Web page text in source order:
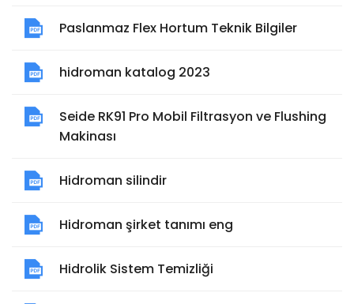
Paslanmaz Flex Hortum Teknik Bilgiler
hidroman katalog 2023
Seide RK91 Pro Mobil Filtrasyon ve Flushing
Makinası
Hidroman silindir
Hidroman şirket tanımı eng
Hidrolik Sistem Temizliği